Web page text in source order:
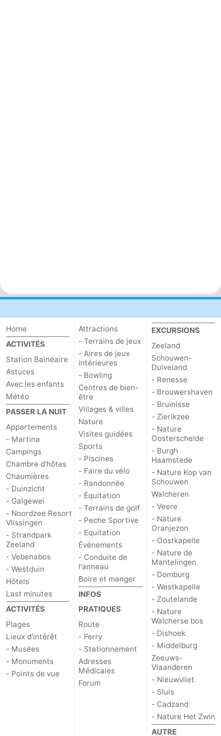
Home
ACTIVITÉS
Station Balnéaire
Astuces
Avec les enfants
Météo
PASSER LA NUIT
Appartements
- Martina
Campings
Chambre d'hôtes
Chaumières
- Duinzicht
- Galgewei
- Noordzee Resort
Vlissingen
- Strandpark
Zeeland
- Vebenabos
- Westduin
Hôtels
Last minutes
ACTIVITÉS
Plages
Lieux d'intérêt
- Musées
- Monuments
- Points de vue
Attractions
- Terrains de jeux
- Aires de jeux
intérieures
- Bowling
Centres de bien-
être
Villages & villes
Nature
Visites guidées
Sports
- Piscines
- Faire du vélo
- Randonnée
- Équitation
- Terrains de golf
- Peche Sportive
- Equitation
Événements
- Conduite de
l'anneau
Boire et manger
INFOS
PRATIQUES
Route
- Ferry
- Stationnement
Adresses
Médicales
Forum
EXCURSIONS
Zeeland
Schouwen-
Duiveland
- Renesse
- Brouwershaven
- Bruinisse
- Zierikzee
- Nature
Oosterschelde
- Burgh
Haamstede
- Nature Kop van
Schouwen
Walcheren
- Veere
- Nature
Oranjezon
- Oostkapelle
- Nature de
Mantelingen
- Domburg
- Westkapelle
- Zoutelande
- Nature
Walcherse bos
- Dishoek
- Middelburg
Zeeuws-
Vlaanderen
- Nieuwvliet
- Sluis
- Cadzand
- Nature Het Zwin
AUTRE